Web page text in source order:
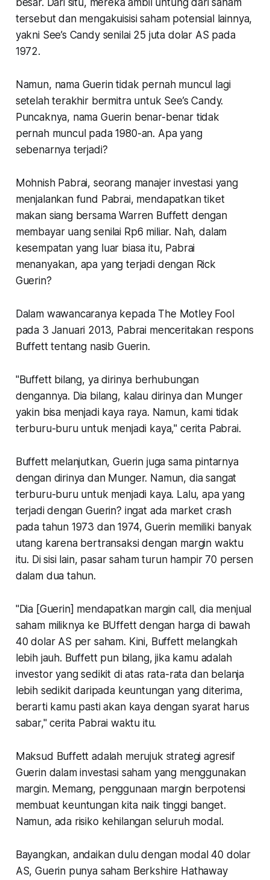
tersebut dan mengakuisisi saham potensial lainnya,
yakni See’s Candy senilai 25 juta dolar AS pada
1972.
Namun, nama Guerin tidak pernah muncul lagi
setelah terakhir bermitra untuk See’s Candy.
Puncaknya, nama Guerin benar-benar tidak
pernah muncul pada 1980-an. Apa yang
sebenarnya terjadi?
Mohnish Pabrai, seorang manajer investasi yang
menjalankan fund Pabrai, mendapatkan tiket
makan siang bersama Warren Buffett dengan
membayar uang senilai Rp6 miliar. Nah, dalam
kesempatan yang luar biasa itu, Pabrai
menanyakan, apa yang terjadi dengan Rick
Guerin?
Dalam wawancaranya kepada The Motley Fool
pada 3 Januari 2013, Pabrai menceritakan respons
Buffett tentang nasib Guerin.
"Buffett bilang, ya dirinya berhubungan
dengannya. Dia bilang, kalau dirinya dan Munger
yakin bisa menjadi kaya raya. Namun, kami tidak
terburu-buru untuk menjadi kaya," cerita Pabrai.
Buffett melanjutkan, Guerin juga sama pintarnya
dengan dirinya dan Munger. Namun, dia sangat
terburu-buru untuk menjadi kaya. Lalu, apa yang
terjadi dengan Guerin? ingat ada market crash
pada tahun 1973 dan 1974, Guerin memiliki banyak
utang karena bertransaksi dengan margin waktu
itu. Di sisi lain, pasar saham turun hampir 70 persen
dalam dua tahun.
"Dia [Guerin] mendapatkan margin call, dia menjual
saham miliknya ke BUffett dengan harga di bawah
40 dolar AS per saham. Kini, Buffett melangkah
lebih jauh. Buffett pun bilang, jika kamu adalah
investor yang sedikit di atas rata-rata dan belanja
lebih sedikit daripada keuntungan yang diterima,
berarti kamu pasti akan kaya dengan syarat harus
sabar," cerita Pabrai waktu itu.
Maksud Buffett adalah merujuk strategi agresif
Guerin dalam investasi saham yang menggunakan
margin. Memang, penggunaan margin berpotensi
membuat keuntungan kita naik tinggi banget.
Namun, ada risiko kehilangan seluruh modal.
Bayangkan, andaikan dulu dengan modal 40 dolar
AS, Guerin punya saham Berkshire Hathaway